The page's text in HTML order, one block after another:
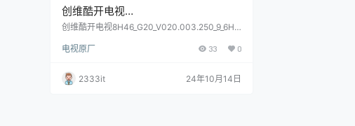
创维酷开电视
8H46_G20_V020.003.250_9_6H51Z_
4原厂程序U盘数据刷机包
创维酷开电视8H46_G20_V020.003.250_9_6H5
程序U盘数据刷机包
电视原厂 33 0
2333it 24年10月14日